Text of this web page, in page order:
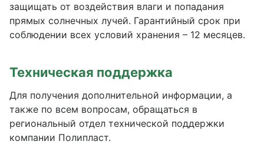
защищать от воздействия влаги и попадания
прямых солнечных лучей. Гарантийный срок при
соблюдении всех условий хранения – 12 месяцев.
Техническая поддержка
Для получения дополнительной информации, а
также по всем вопросам, обращаться в
региональный отдел технической поддержки
компании Полипласт.